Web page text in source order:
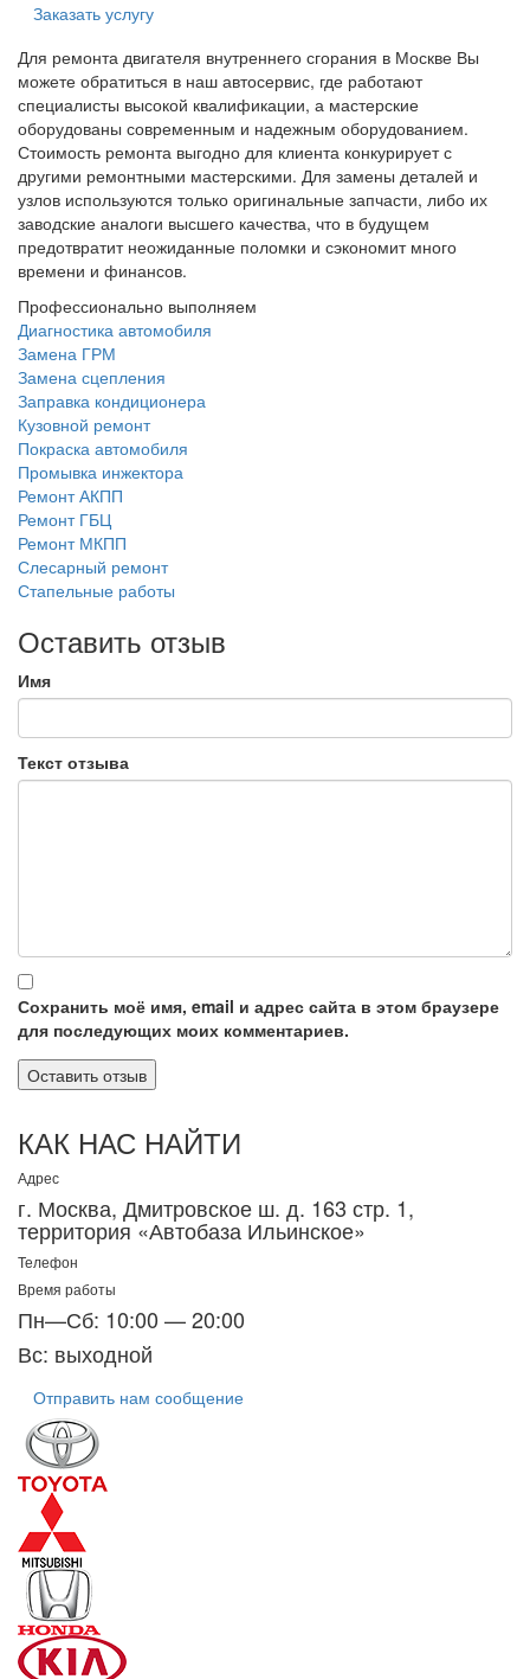
Заказать услугу
Для ремонта двигателя внутреннего сгорания в Москве Вы
можете обратиться в наш автосервис, где работают
специалисты высокой квалификации, а мастерские
оборудованы современным и надежным оборудованием.
Стоимость ремонта выгодно для клиента конкурирует с
другими ремонтными мастерскими. Для замены деталей и
узлов используются только оригинальные запчасти, либо их
заводские аналоги высшего качества, что в будущем
предотвратит неожиданные поломки и сэкономит много
времени и финансов.
Профессионально выполняем
Диагностика автомобиля
Замена ГРМ
Замена сцепления
Заправка кондиционера
Кузовной ремонт
Покраска автомобиля
Промывка инжектора
Ремонт АКПП
Ремонт ГБЦ
Ремонт МКПП
Слесарный ремонт
Стапельные работы
Оставить отзыв
Имя
Текст отзыва
Сохранить моё имя, email и адрес сайта в этом браузере
для последующих моих комментариев.
КАК НАС НАЙТИ
Адрес
г. Москва, Дмитровское ш. д. 163 стр. 1,
территория «Автобаза Ильинское»
Телефон
Время работы
Пн—Сб: 10:00 — 20:00
Вс: выходной
Отправить нам сообщение